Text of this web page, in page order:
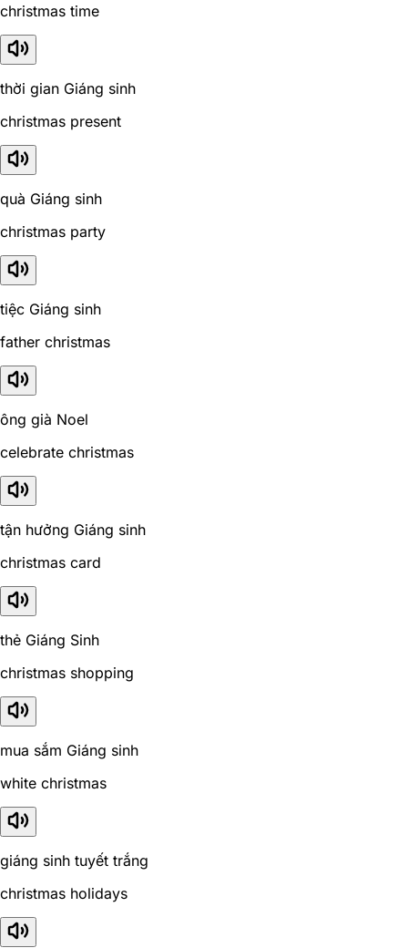
christmas time
thời gian Giáng sinh
christmas present
quà Giáng sinh
christmas party
tiệc Giáng sinh
father christmas
ông già Noel
celebrate christmas
tận hưởng Giáng sinh
christmas card
thẻ Giáng Sinh
christmas shopping
mua sắm Giáng sinh
white christmas
giáng sinh tuyết trắng
christmas holidays